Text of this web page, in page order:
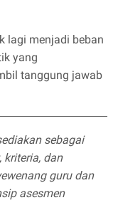
lagi menjadi beban
yang
tanggung jawab
sebagai
kriteria, dan
guru dan
asesmen